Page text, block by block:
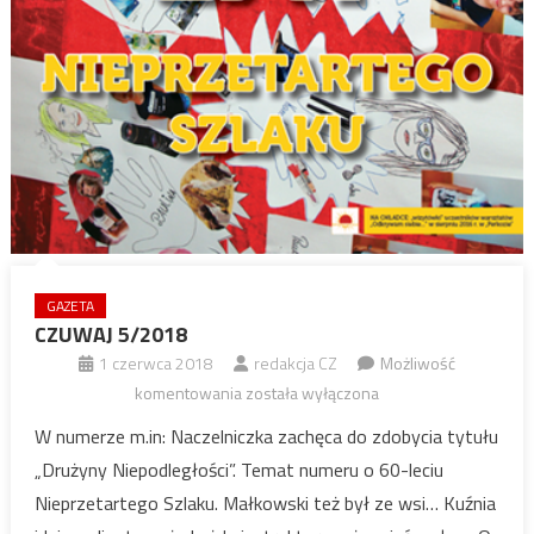
GAZETA
CZUWAJ 5/2018
1 czerwca 2018 redakcja CZ
Możliwość
komentowaniaCZUWAJ
została wyłączona
W numerze m.in: Naczelniczka zachęca do zdobycia tytułu
„Drużyny Niepodległości”. Temat numeru o 60-leciu
Nieprzetartego Szlaku. Małkowski też był ze wsi… Kuźnia